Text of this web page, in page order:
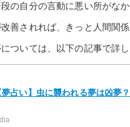
の自分の言動に悪い所がな
善されれば、きっと人間関係
ついては、以下の記事で詳
夢占い】虫に襲われる夢は凶夢